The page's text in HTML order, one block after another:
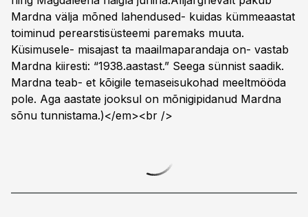
Mardna välja mõned lahendused- kuidas kümmeaastat
toiminud perearstisüsteemi paremaks muuta.
Küsimusele- misajast ta maailmaparandaja on- vastab
Mardna kiiresti: “1938.aastast.” Seega sünnist saadik.
Mardna teab- et kõigile temaseisukohad meeltmööda
pole. Aga aastate jooksul on mõnigipidanud Mardna
sõnu tunnistama.)</em><br />